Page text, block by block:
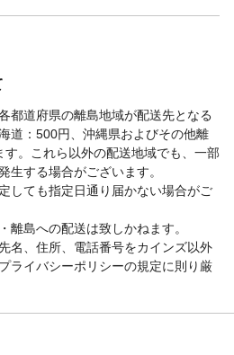
都道府県の離島地域が配送先となる
道：500円、沖縄県およびその他離
。これら以外の配送地域でも、一部
生する場合がございます。
しても指定日通り届かない場合がご
離島への配送は致しかねます。
名、住所、電話番号をカインズ以外
ライバシーポリシーの規定に則り厳